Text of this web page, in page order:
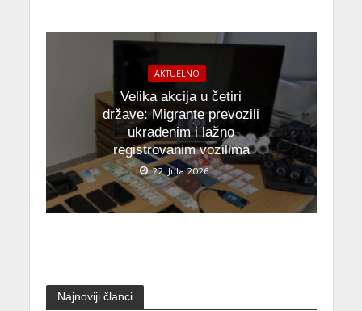
AKTUELNO
Velika akcija u četiri
države: Migrante prevozili
ukradenim i lažno
registrovanim vozilima
22. Jula 2026.
Najnoviji članci